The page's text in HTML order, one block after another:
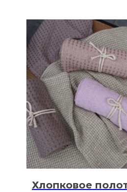
Хлопковое